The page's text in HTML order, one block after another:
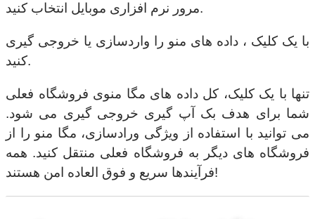
مرور نرم افزاری موبایل انتخاب کنید.
با یک کلیک ، داده های منو را واردسازی یا خروجی گیری
کنید.
تنها با یک کلیک، کل داده های مگا منوی فروشگاه فعلی
شما برای هدف بک آپ گیری خروجی گیری می شود.
می توانید با استفاده از ویژگی ورادسازی، مگا منو را از
فروشگاه های دیگر به فروشگاه فعلی منتقل کنید. همه
فرآیندها سریع و فوق العاده امن هستند!